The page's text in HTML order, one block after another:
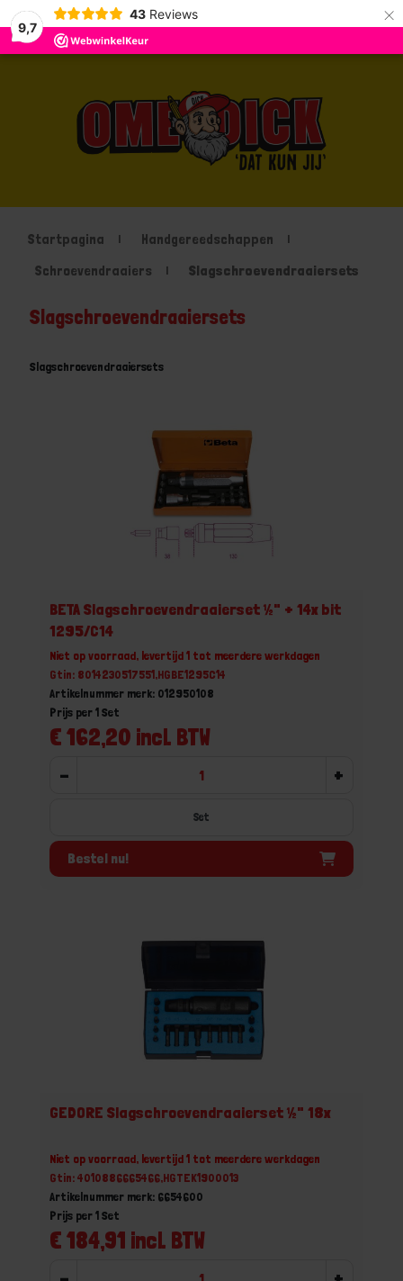
9,7
43 Reviews ×
Startpagina
Handgereedschappen
Schroevendraaiers
Slagschroevendraaiersets
Slagschroevendraaiersets
Slagschroevendraaiersets
BETA Slagschroevendraaierset ½" + 14x bit
1295/C14
Niet op voorraad, levertijd 1 tot meerdere werkdagen
Gtin: 8014230517551,HGBE1295C14
Artikelnummer merk: 012950108
€ 162,20 incl. BTW
Prijs per 1 Set
- +
Set
Bestel nu!
GEDORE Slagschroevendraaierset ½" 18x
Niet op voorraad, levertijd 1 tot meerdere werkdagen
Gtin: 4010886665466,HGTEK1900013
Artikelnummer merk: 6654600
€ 184,91 incl. BTW
Prijs per 1 Set